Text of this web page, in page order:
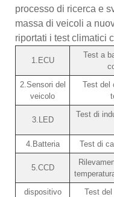
processo di ricerca e
massa di veicoli a
riportati i test climatici
1.ECU
Test a
2.Sensori del
veicolo
Test del
3.LED
Test di
4.Batteria
Test di
5.CCD
dispositivo
Test